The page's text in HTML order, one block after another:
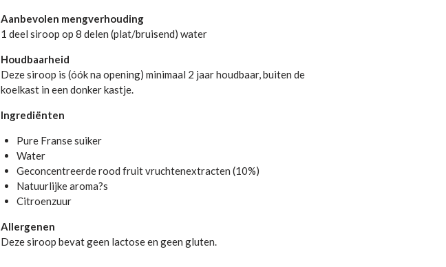
Aanbevolen mengverhouding
1 deel siroop op 8 delen (plat/bruisend) water
Houdbaarheid
Deze siroop is (óók na opening) minimaal 2 jaar houdbaar, buiten de
koelkast in een donker kastje.
Ingrediënten
Pure Franse suiker
Water
Geconcentreerde rood fruit vruchtenextracten (10%)
Natuurlijke aroma?s
Citroenzuur
Allergenen
Deze siroop bevat geen lactose en geen gluten.